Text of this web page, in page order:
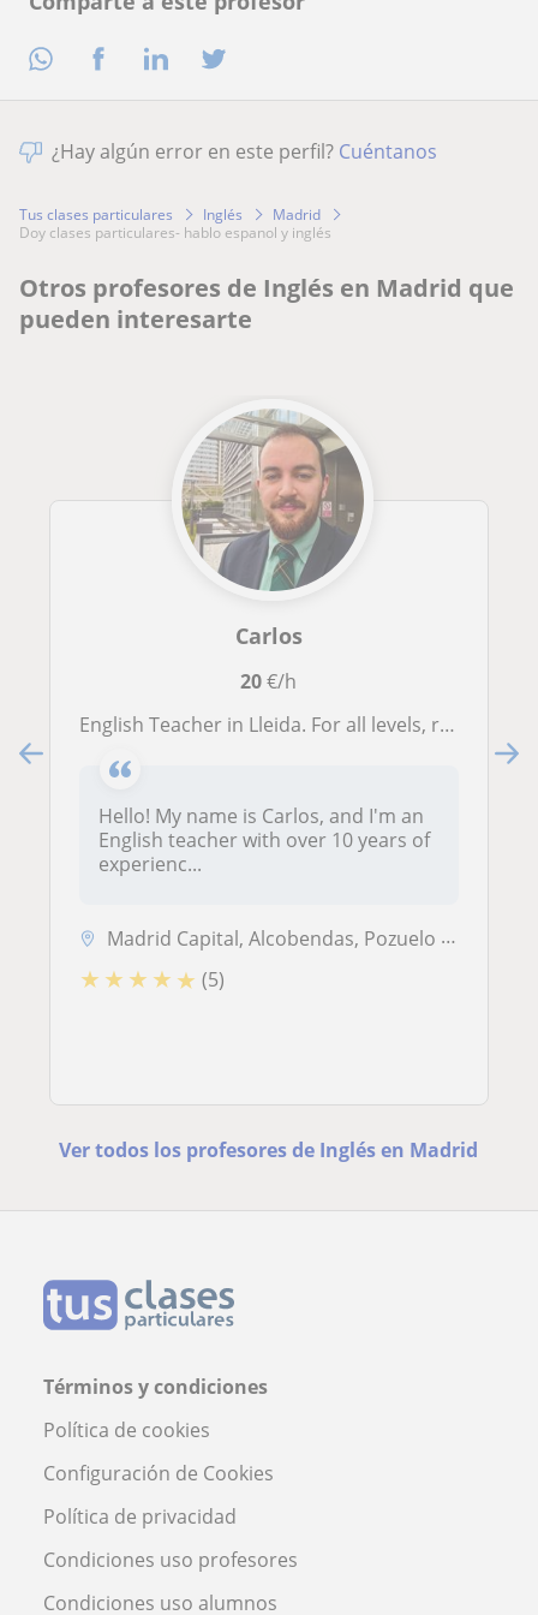
¿Hay algún error en este perfil? Cuéntanos
Tus clases particulares Inglés
Madrid
doy clases particulares- hablo espanol y inglés
Otros profesores de Inglés en Madrid que
pueden interesarte
Carlos
20€/h
English Teacher in Lleida. For all levels, ranging from A1 to C2. Specialised in Business English & Cambridge Exams
Hello! My name is Carlos, and I'm an
English teacher with over 10 years of
experienc...
Madrid Capital, Alcobendas, Pozuelo de Alarcón
★ ★ ★ ★ ★ (5)
Ver todos los profesores de Inglés en Madrid
Términos y condiciones
Política de cookies
Configuración de Cookies
Política de privacidad
Condiciones uso profesores
Condiciones uso alumnos